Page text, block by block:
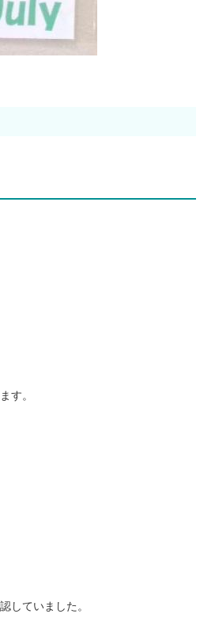
す。
していました。